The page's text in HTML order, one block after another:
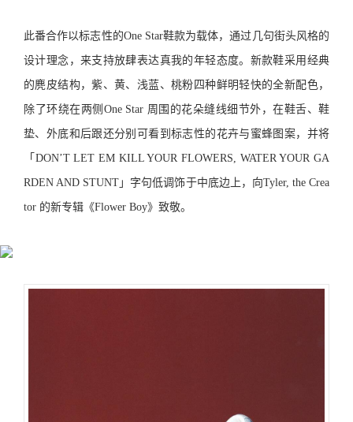
此番合作以标志性的One Star鞋款为载体，通过几句街头风格的
设计理念，来支持放肆表达真我的年轻态度。新款鞋采用经典
的麂皮结构，紫、黄、浅蓝、桃粉四种鲜明轻快的全新配色，
除了环绕在两侧One Star 周围的花朵缝线细节外，在鞋舌、鞋
垫、外底和后跟还分别可看到标志性的花卉与蜜蜂图案，并将
「DON’T LET EM KILL YOUR FLOWERS, WATER YOUR GA
RDEN AND STUNT」字句低调饰于中底边上 ，向Tyler, the Crea
tor 的新专辑《Flower Boy》致敬。